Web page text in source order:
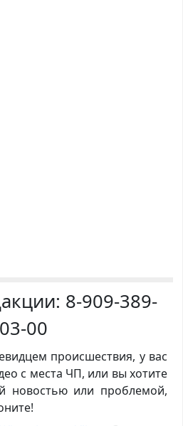
8-909-389-
03-00
происшествия, у вас
с места ЧП, или вы хотите
новостью или проблемой,